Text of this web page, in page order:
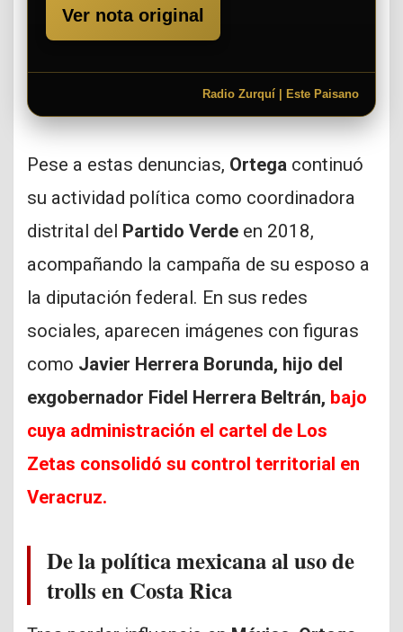
Ver nota original
Radio Zurquí | Este Paisano
Pese a estas denuncias, Ortega continuó
su actividad política como coordinadora
distrital del Partido Verde en 2018,
acompañando la campaña de su esposo a
la diputación federal. En sus redes
sociales, aparecen imágenes con figuras
como Javier Herrera Borunda, hijo del
exgobernador Fidel Herrera Beltrán, bajo
cuya administración el cartel de Los
Zetas consolidó su control territorial en
Veracruz.
De la política mexicana al uso de
trolls en Costa Rica